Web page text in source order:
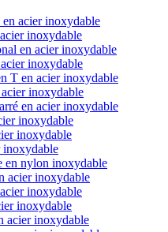
acier inoxydable
inoxydable
en acier inoxydable
inoxydable
T en acier inoxydable
inoxydable
en acier inoxydable
inoxydable
inoxydable
inoxydable
en nylon inoxydable
acier inoxydable
inoxydable
inoxydable
acier inoxydable